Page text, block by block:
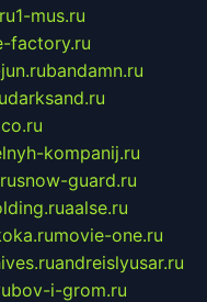
1-mus.ru
factory.ru
bandamn.ru
darksand.ru
kompanij.ru
snow-guard.ru
aalse.ru
movie-one.ru
andreislyusar.ru
i-grom.ru